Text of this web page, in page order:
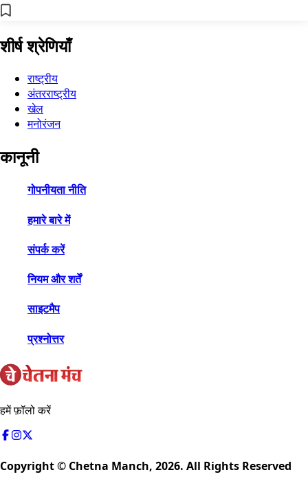
शीर्ष श्रेणियाँ
राष्ट्रीय
अंतरराष्ट्रीय
खेल
मनोरंजन
कानूनी
गोपनीयता नीति
हमारे बारे में
संपर्क करें
नियम और शर्तें
साइटमैप
प्रश्नोत्तर
हमें फ़ॉलो करें
Copyright © Chetna Manch, 2026. All Rights Reserved